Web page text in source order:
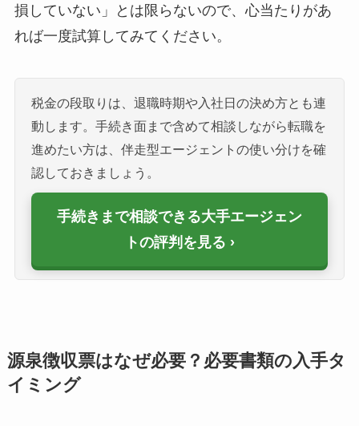
損していない」とは限らないので、心当たりがあ
れば一度試算してみてください。
税金の段取りは、退職時期や入社日の決め方とも連
動します。手続き面まで含めて相談しながら転職を
進めたい方は、伴走型エージェントの使い分けを確
認しておきましょう。
手続きまで相談できる大手エージェン
トの評判を見る
源泉徴収票はなぜ必要？必要書類の入手タ
イミング